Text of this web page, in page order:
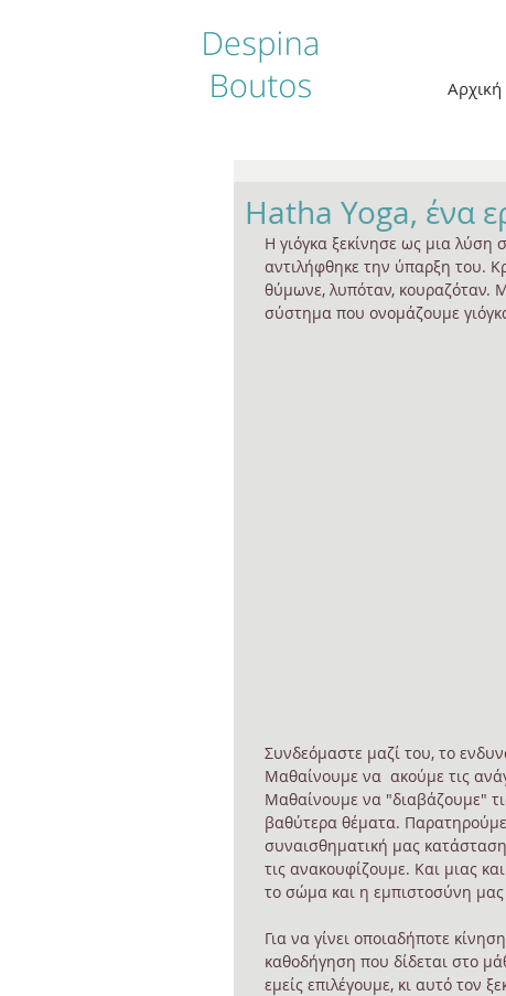
Αρχική
Hatha Yoga, ένα
Η γιόγκα ξεκίνησε ως μια
αντιλήφθηκε την ύπαρξη του.
θύμωνε, λυπόταν, κουραζόταν.
σύστημα που ονομάζουμε
Συνδεόμαστε μαζί του, το
Μαθαίνουμε να  ακούμε τις
Μαθαίνουμε να "διαβάζουμε"
βαθύτερα θέματα.
συναισθηματική μας
τις ανακουφίζουμε. Και μιας
το σώμα και η εμπιστοσύνη
Για να γίνει οποιαδήποτε
καθοδήγηση που δίδεται στο
εμείς επιλέγουμε, κι αυτό τον